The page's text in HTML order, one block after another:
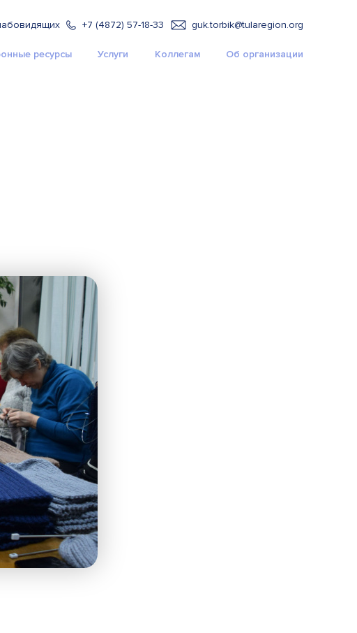
+7 (4872) 57-18-33 guk.torbik@tularegion.org
ресурсы Услуги Коллегам Об организации